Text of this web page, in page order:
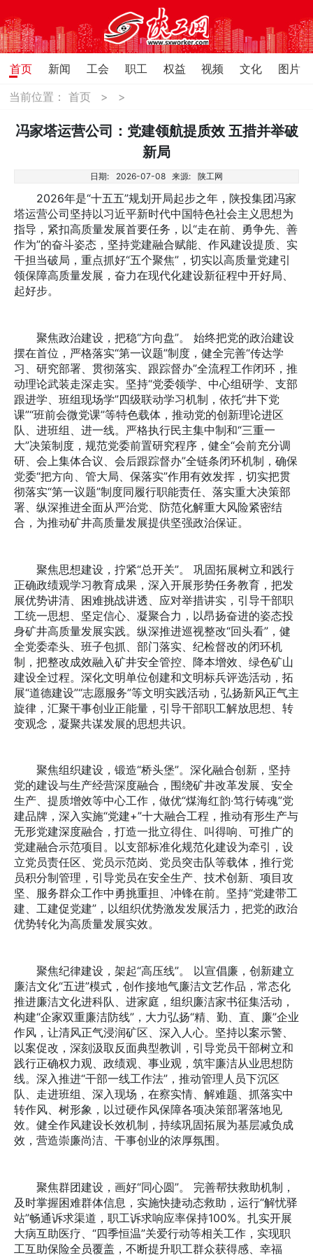
首页 新闻 工会 职工 权益 视频 文化
图片
当前位置：首页 > >
冯家塔运营公司：党建领航提质效 五措并举破
新局
日期: 2026-07-08 来源: 陕工网
2026年是“十五五”规划开局起步之年，陕投集团冯家
塔运营公司坚持以习近平新时代中国特色社会主义思想为
指导，紧扣高质量发展首要任务，以“走在前、勇争先、善
作为”的奋斗姿态，坚持党建融合赋能、作风建设提质、实
干担当破局，重点抓好“五个聚焦”，切实以高质量党建引
领保障高质量发展，奋力在现代化建设新征程中开好局、
起好步。
聚焦政治建设，把稳“方向盘”。 始终把党的政治建设
摆在首位，严格落实“第一议题”制度，健全完善“传达学
习、研究部署、贯彻落实、跟踪督办”全流程工作闭环，推
动理论武装走深走实。坚持“党委领学、中心组研学、支部
跟进学、班组现场学”四级联动学习机制，依托“井下党
课”“班前会微党课”等特色载体，推动党的创新理论进区
队、进班组、进一线。严格执行民主集中制和“三重一
大”决策制度，规范党委前置研究程序，健全“会前充分调
研、会上集体合议、会后跟踪督办”全链条闭环机制，确保
党委“把方向、管大局、保落实”作用有效发挥，切实把贯
彻落实“第一议题”制度同履行职能责任、落实重大决策部
署、纵深推进全面从严治党、防范化解重大风险紧密结
合，为推动矿井高质量发展提供坚强政治保证。
聚焦思想建设，拧紧“总开关”。 巩固拓展树立和践行
正确政绩观学习教育成果，深入开展形势任务教育，把发
展优势讲清、困难挑战讲透、应对举措讲实，引导干部职
工统一思想、坚定信心、凝聚合力，以昂扬奋进的姿态投
身矿井高质量发展实践。纵深推进巡视整改“回头看”，健
全党委牵头、班子包抓、部门落实、纪检督改的闭环机
制，把整改成效融入矿井安全管控、降本增效、绿色矿山
建设全过程。深化文明单位创建和文明标兵评选活动，拓
展“道德建设”“志愿服务”等文明实践活动，弘扬新风正气主
旋律，汇聚干事创业正能量，引导干部职工解放思想、转
变观念，凝聚共谋发展的思想共识。
聚焦组织建设，锻造“桥头堡”。深化融合创新，坚持
党的建设与生产经营深度融合，围绕矿井改革发展、安全
生产、提质增效等中心工作，做优“煤海红韵·笃行铸魂”党
建品牌，深入实施“党建+”十大融合工程，推动有形生产与
无形党建深度融合，打造一批立得住、叫得响、可推广的
党建融合示范项目。以支部标准化规范化建设为牵引，设
立党员责任区、党员示范岗、党员突击队等载体，推行党
员积分制管理，引导党员在安全生产、技术创新、项目攻
坚、服务群众工作中勇挑重担、冲锋在前。坚持“党建带工
建、工建促党建”，以组织优势激发发展活力，把党的政治
优势转化为高质量发展实效。
聚焦纪律建设，架起“高压线”。 以宣倡廉，创新建立
廉洁文化“五进”模式，创作接地气廉洁文艺作品，常态化
推进廉洁文化进科队、进家庭，组织廉洁家书征集活动，
构建“企家双重廉洁防线”，大力弘扬“精、勤、直、廉”企业
作风，让清风正气浸润矿区、深入人心。坚持以案示警、
以案促改，深刻汲取反面典型教训，引导党员干部树立和
践行正确权力观、政绩观、事业观，筑牢廉洁从业思想防
线。深入推进“干部一线工作法”，推动管理人员下沉区
队、走进班组、深入现场，在察实情、解难题、抓落实中
转作风、树形象，以过硬作风保障各项决策部署落地见
效。健全作风建设长效机制，持续巩固拓展为基层减负成
效，营造崇廉尚洁、干事创业的浓厚氛围。
聚焦群团建设，画好“同心圆”。 完善帮扶救助机制，
及时掌握困难群体信息，实施快捷动态救助，运行“解忧驿
站”畅通诉求渠道，职工诉求响应率保持100%。扎实开展
大病互助医疗、“四季恒温”关爱行动等相关工作，实现职
工互助保险全员覆盖，不断提升职工群众获得感、幸福